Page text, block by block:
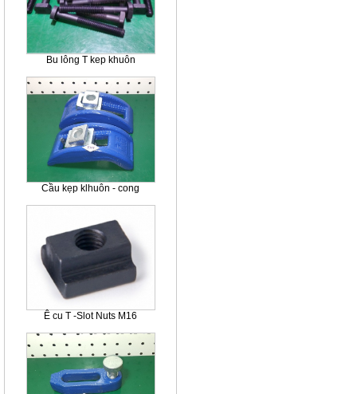
Bu lông T kep khuôn
Cầu kẹp klhuôn - cong
Ê cu T -Slot Nuts M16